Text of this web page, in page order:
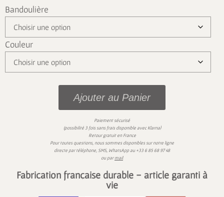
Bandoulière
Couleur
Ajouter au Panier
Paiement sécurisé
(possibilité 3 fois sans frais disponible avecKlarna)
Retour gratuit en France
Pour toutes questions, nous sommes disponibles surnotre ligne
directe par téléphone, SMS, WhatsApp au+33 6 85 68 97 48
ou parmail
Fabrication française durable - article garanti à
vie